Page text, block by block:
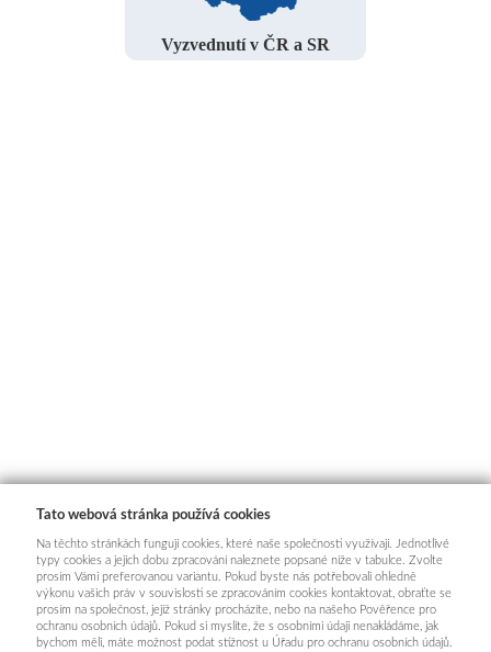
Vyzvednutí v ČR a SR
Tato webová stránka používá cookies
Na těchto stránkách fungují cookies, které naše společnosti využívají. Jednotlivé
typy cookies a jejich dobu zpracování naleznete popsané níže v tabulce. Zvolte
prosím Vámi preferovanou variantu. Pokud byste nás potřebovali ohledně
výkonu vašich práv v souvislosti se zpracováním cookies kontaktovat, obraťte se
prosím na společnost, jejíž stránky procházíte, nebo na našeho Pověřence pro
ochranu osobních údajů. Pokud si myslíte, že s osobními údaji nenakládáme, jak
bychom měli, máte možnost podat stížnost u Úřadu pro ochranu osobních údajů.